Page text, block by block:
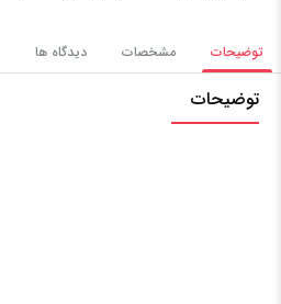
توضیحات مشخصات دیدگاه ها
توضیحات